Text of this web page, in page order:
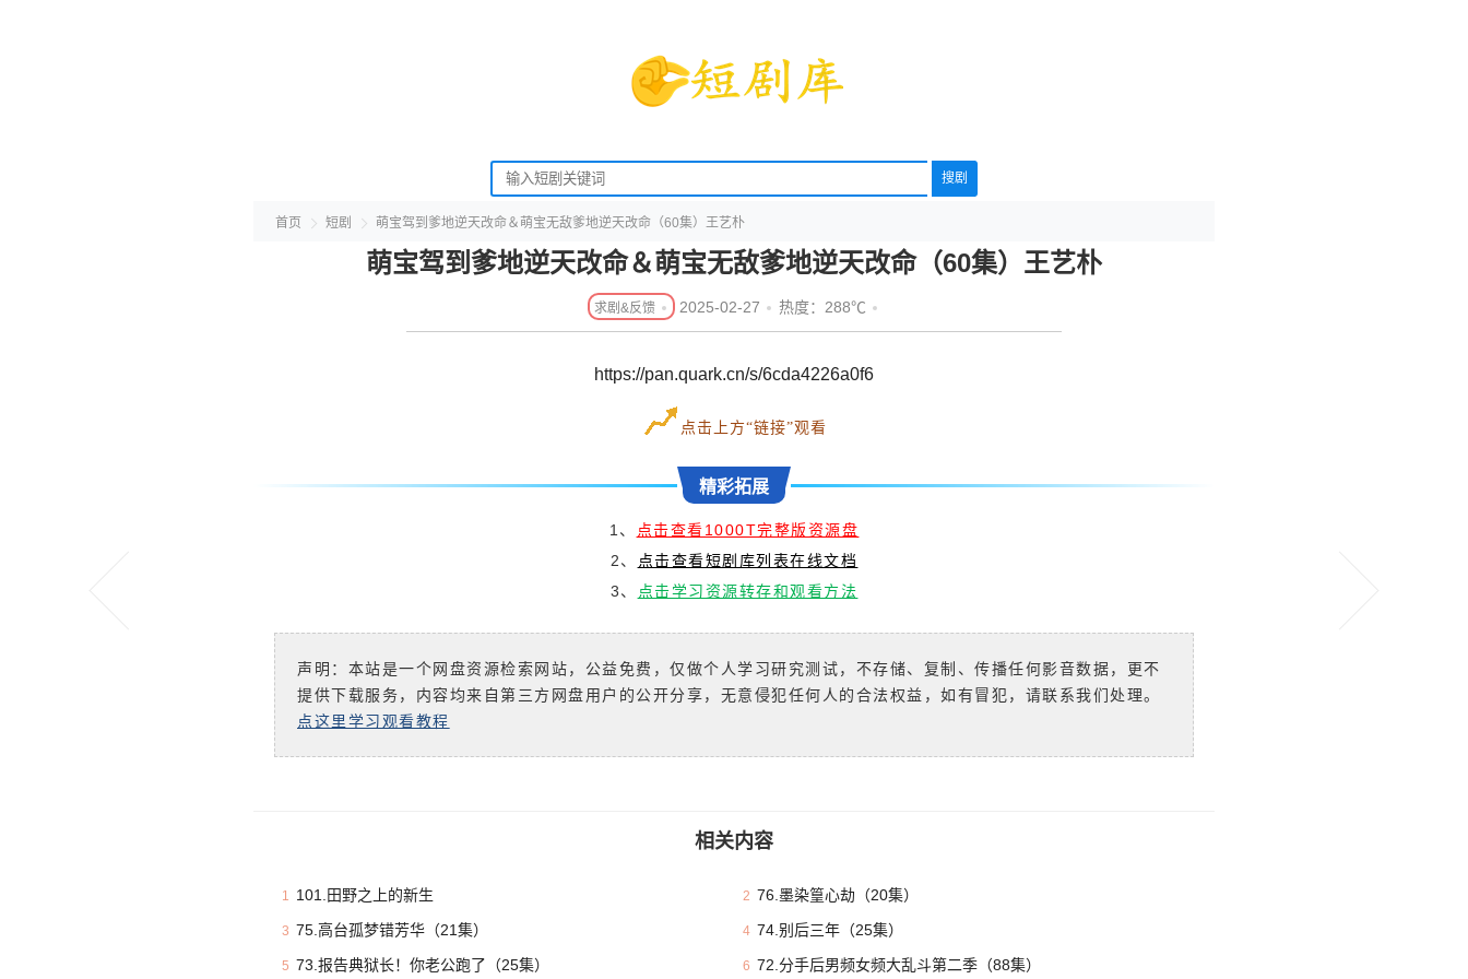
搜剧
首页 短剧 萌宝驾到爹地逆天改命＆萌宝无敌爹地逆天改命（60集）王艺朴
萌宝驾到爹地逆天改命＆萌宝无敌爹地逆天改命（60集）王艺朴
2025-02-27 热度：288℃
https://pan.quark.cn/s/6cda4226a0f6
点击上方“链接”观看
精彩拓展
1、 点击查看1000T完整版资源盘
2、 点击查看短剧库列表在线文档
3、 点击学习资源转存和观看方法
声明：本站是一个网盘资源检索网站，公益免费，仅做个人学习研究测试，不存储、复制、传播任何影音数据，更不
提供下载服务，内容均来自第三方网盘用户的公开分享，无意侵犯任何人的合法权益，如有冒犯，请联系我们处理。
点这里学习观看教程
相关内容
1 101.田野之上的新生 2 76.墨染篁心劫（20集）
3 75.高台孤梦错芳华（21集） 4 74.别后三年（25集）
5 73.报告典狱长！你老公跑了（25集） 6 72.分手后男频女频大乱斗第二季（88集）